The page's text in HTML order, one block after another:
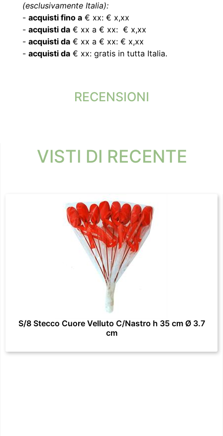
(esclusivamente Italia):
- acquisti fino a € xx: € x,xx
- acquisti da € xx a € xx: € x,xx
- acquisti da € xx a € xx: € x,xx
- acquisti da € xx: gratis in tutta Italia.
RECENSIONI
VISTI DI RECENTE
S/8 Stecco Cuore Velluto C/Nastro h 35 cm Ø 3.7
cm